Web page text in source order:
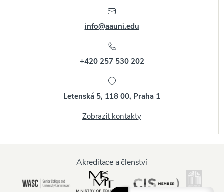
info@aauni.edu
+420 257 530 202
Letenská 5, 118 00, Praha 1
Zobrazit kontakty
Akreditace a členství